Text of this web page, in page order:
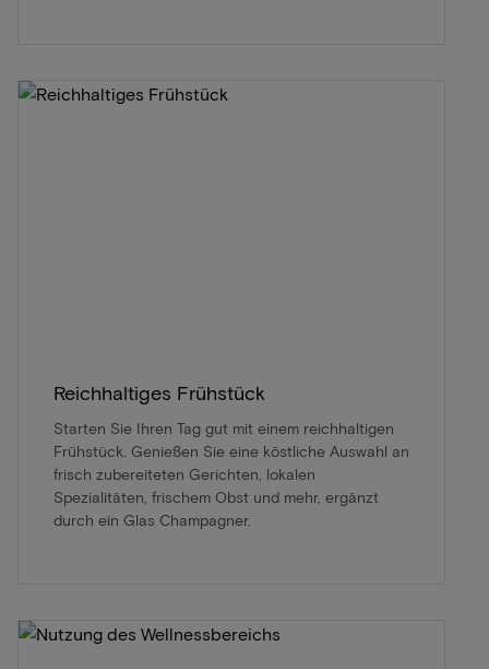
Reichhaltiges Frühstück
Starten Sie Ihren Tag gut mit einem reichhaltigen
Frühstück. Genießen Sie eine köstliche Auswahl an
frisch zubereiteten Gerichten, lokalen
Spezialitäten, frischem Obst und mehr, ergänzt
durch ein Glas Champagner.